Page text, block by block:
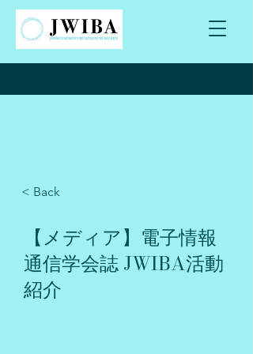
< Back
【メディア】電子情報
通信学会誌 JWIBA活動
紹介